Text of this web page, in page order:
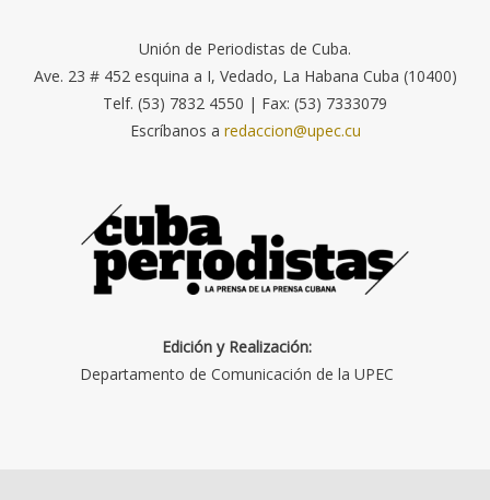
Unión de Periodistas de Cuba.
Ave. 23 # 452 esquina a I, Vedado, La Habana Cuba (10400)
Telf. (53) 7832 4550 | Fax: (53) 7333079
Escríbanos a redaccion@upec.cu
Edición y Realización:
Departamento de Comunicación de la UPEC